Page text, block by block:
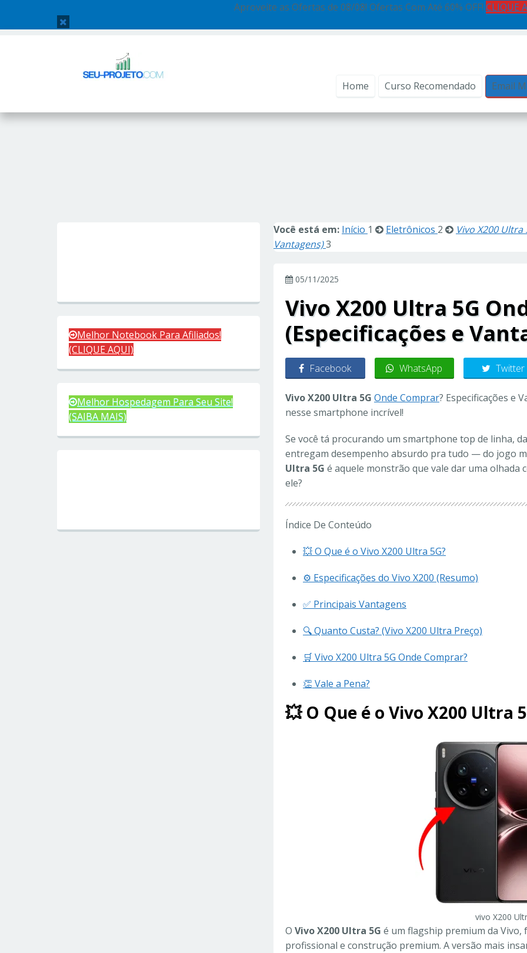
Aproveite as Ofertas de 08/08! Ofertas Com Até 60% OFF! CLIQUE
Home Curso Recomendado Email
Você está em: Início 1 Eletrônicos 2
Vivo X200
Vantagens)3
05/11/2025
Vivo X200 Ultra 5G
(Especificações e
Facebook WhatsApp Twitter
Vivo X200 Ultra 5G Onde Comprar? Especificações e
nesse smartphone incrível!
Se você tá procurando um smartphone top de linha,
entregam desempenho absurdo pra tudo — do jogo
Ultra 5G é aquele monstrão que vale dar uma
ele?
Índice De Conteúdo
💥 O Que é o Vivo X200 Ultra 5G?
⚙️ Especificações do Vivo X200 (Resumo)
✅ Principais Vantagens
🔍 Quanto Custa? (Vivo X200 Ultra Preço)
🛒 Vivo X200 Ultra 5G Onde Comprar?
👏 Vale a Pena?
💥 O Que é o Vivo X200 Ultra
vivo X200
O Vivo X200 Ultra 5G é um flagship premium da Vivo,
profissional e construção premium. A versão mais
Melhor Notebook Para Afiliados!
(CLIQUE AQUI)
Melhor Hospedagem Para Seu Site!
(SAIBA MAIS)